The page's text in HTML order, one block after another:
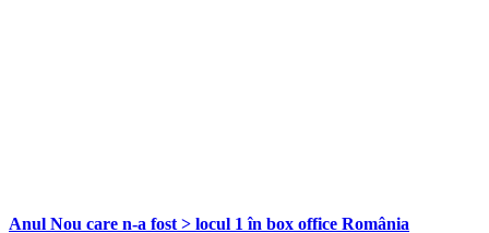
Anul Nou care n-a fost > locul 1 în box office România